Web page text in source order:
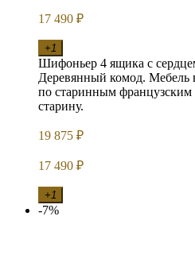
17 490 ₽
+1
Шифоньер 4 ящика с
Деревянный комод. Мебель
по старинным французским
старину.
19 875 ₽
17 490 ₽
+1
-7%